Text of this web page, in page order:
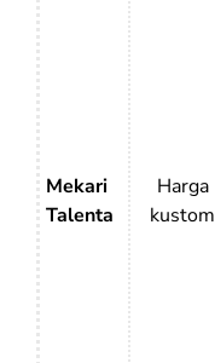
Mekari
Talenta
Harga
kustom